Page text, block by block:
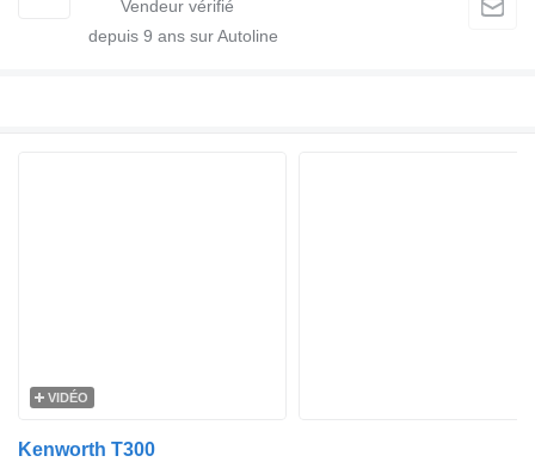
depuis 9 ans sur Autoline
VIDÉO
Kenworth T300